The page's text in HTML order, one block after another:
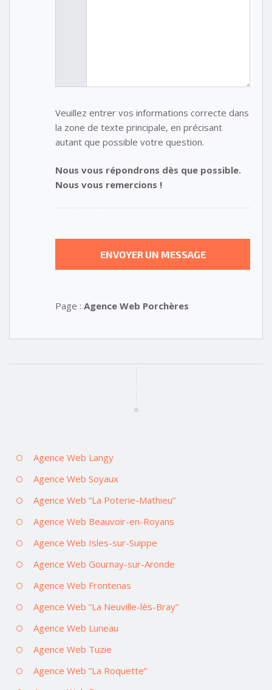
Veuillez entrer vos informations correcte dans
la zone de texte principale, en précisant
autant que possible votre question.
Nous vous répondrons dès que possible.
Nous vous remercions !
Page : Agence Web Porchères
Agence Web Langy
Agence Web Soyaux
Agence Web “La Poterie-Mathieu”
Agence Web Beauvoir-en-Royans
Agence Web Isles-sur-Suippe
Agence Web Gournay-sur-Aronde
Agence Web Frontenas
Agence Web “La Neuville-lès-Bray”
Agence Web Luneau
Agence Web Tuzie
Agence Web “La Roquette”